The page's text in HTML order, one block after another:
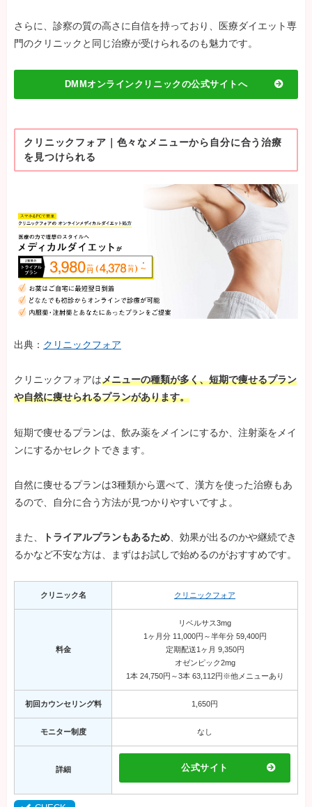
さらに、診察の質の高さに自信を持っており、医療ダイエット専
門のクリニックと同じ治療が受けられるのも魅力です。
DMMオンラインクリニックの公式サイトへ
クリニックフォア｜色々なメニューから自分に合う治療
を見つけられる
出典： クリニックフォア
クリニックフォアはメニューの種類が多く、短期で痩せるプラン
や自然に痩せられるプランがあります。
短期で痩せるプランは、飲み薬をメインにするか、注射薬をメイ
ンにするかセレクトできます。
自然に痩せるプランは3種類から選べて、漢方を使った治療もあ
るので、自分に合う方法が見つかりやすいですよ。
また、 トライアルプランもあるため 、効果が出るのかや継続でき
るかなど不安な方は、まずはお試しで始めるのがおすすめです。
クリニック名 クリニックフォア
料金
リベルサス3mg
1ヶ月分 11,000円～半年分 59,400円
定期配送1ヶ月 9,350円
オゼンピック2mg
1本 24,750円～3本 63,112円※他メニューあり
初回カウンセリング料 1,650円
モニター制度 なし
詳細 公式サイト